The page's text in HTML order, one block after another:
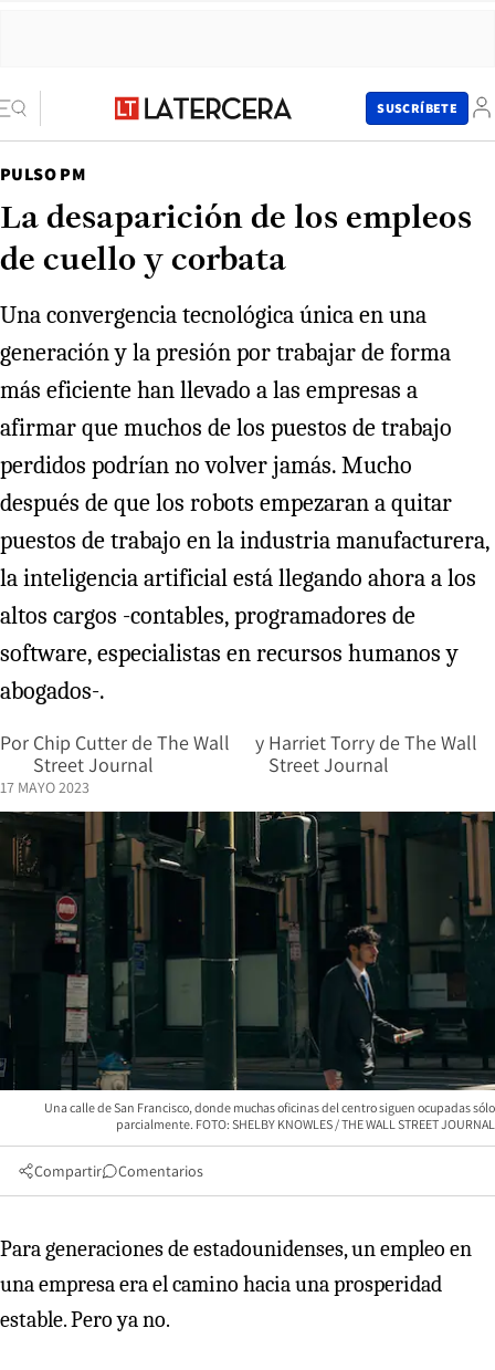
SUSCRÍBETE
PULSO PM
La desaparición de los empleos
de cuello y corbata
Una convergencia tecnológica única en una
generación y la presión por trabajar de forma
más eficiente han llevado a las empresas a
afirmar que muchos de los puestos de trabajo
perdidos podrían no volver jamás. Mucho
después de que los robots empezaran a quitar
puestos de trabajo en la industria manufacturera,
la inteligencia artificial está llegando ahora a los
altos cargos -contables, programadores de
software, especialistas en recursos humanos y
abogados-.
Por Chip Cutter de The Wall
Street Journal
y Harriet Torry de The Wall
Street Journal
17 MAYO 2023
Una calle de San Francisco, donde muchas oficinas del centro siguen ocupadas sólo
parcialmente. FOTO: SHELBY KNOWLES / THE WALL STREET JOURNAL
Compartir Comentarios
Para generaciones de estadounidenses, un empleo en
una empresa era el camino hacia una prosperidad
estable. Pero ya no.